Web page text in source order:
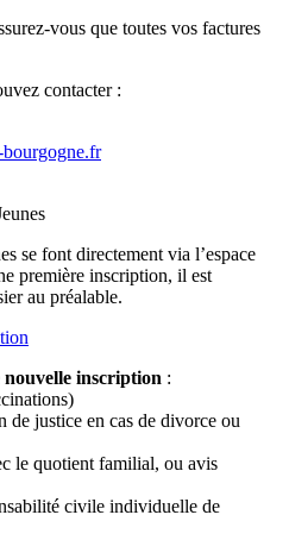
vous que toutes vos factures
contacter :
se font directement via l’espace
première inscription, il est
au préalable.
inscription :
de justice en cas de divorce ou
le quotient familial, ou avis
civile individuelle de